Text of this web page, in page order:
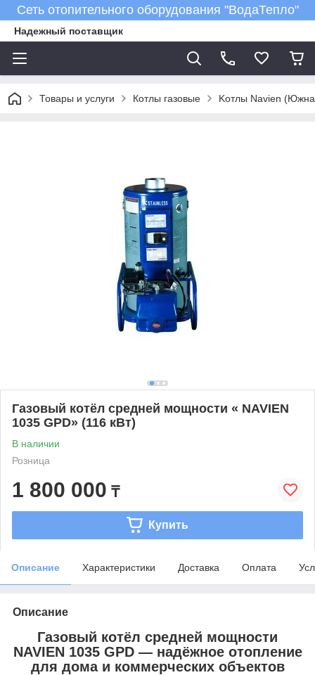
Сеть отопительного оборудования "ВодаТепло"
Надежный поставщик
Товары и услуги Котлы газовые Kотлы Navien
Газовый котёл средней мощности « NAVIEN
1035 GPD» (116 кВт)
В наличии
Розница
1 800 000 ₸
Купить
Описание Характеристики Доставка Оплата
Описание
Газовый котёл средней мощности
NAVIEN 1035 GPD — надёжное отопление
для дома и коммерческих объектов